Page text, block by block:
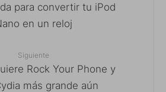
para convertir tu iPod
en un reloj
Siguiente
Rock Your Phone y
más grande aún